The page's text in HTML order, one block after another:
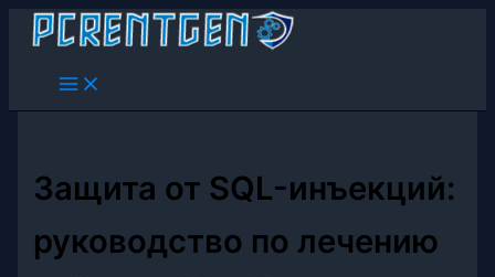
Перейти
содержимому
Защита от SQL-инъекций:
руководство по лечению